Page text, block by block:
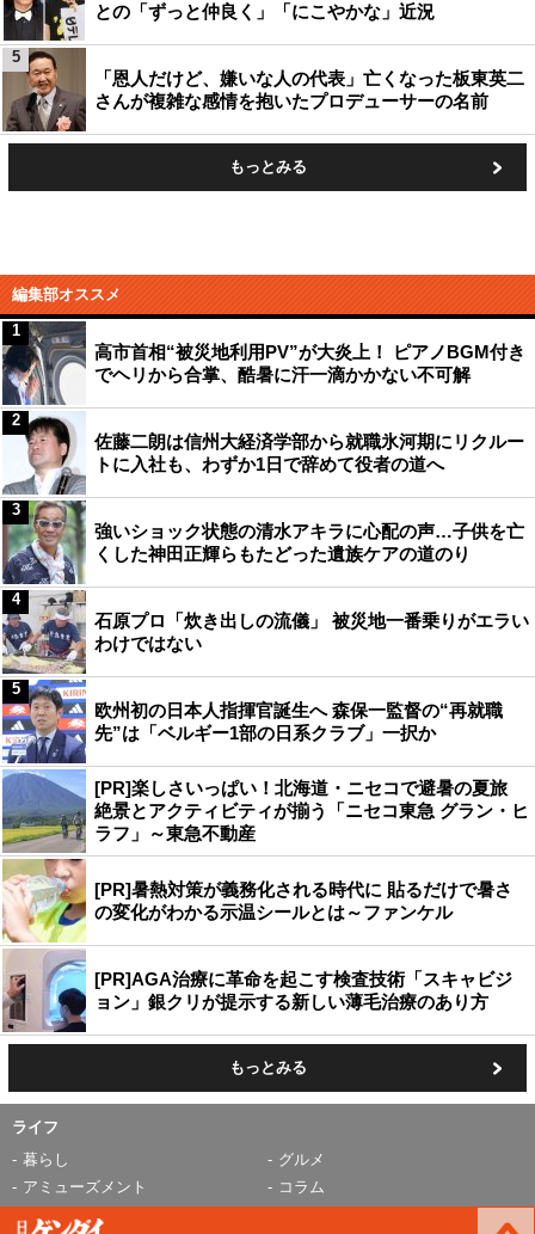
との「ずっと仲良く」「にこやかな」近況
「恩人だけど、嫌いな人の代表」亡くなった板東英二
さんが複雑な感情を抱いたプロデューサーの名前
5
もっとみる
編集部オススメ
高市首相“被災地利用PV”が大炎上！ ピアノBGM付き
でヘリから合掌、酷暑に汗一滴かかない不可解
1
佐藤二朗は信州大経済学部から就職氷河期にリクルー
トに入社も、わずか1日で辞めて役者の道へ
2
強いショック状態の清水アキラに心配の声…子供を亡
くした神田正輝らもたどった遺族ケアの道のり
3
石原プロ「炊き出しの流儀」 被災地一番乗りがエラい
わけではない
4
欧州初の日本人指揮官誕生へ 森保一監督の“再就職
先”は「ベルギー1部の日系クラブ」一択か
5
[PR]楽しさいっぱい！北海道・ニセコで避暑の夏旅
絶景とアクティビティが揃う「ニセコ東急 グラン・ヒ
ラフ」～東急不動産
[PR]暑熱対策が義務化される時代に 貼るだけで暑さ
の変化がわかる示温シールとは～ファンケル
[PR]AGA治療に革命を起こす検査技術「スキャビジ
ョン」銀クリが提示する新しい薄毛治療のあり方
もっとみる
ライフ
暮らし
グルメ
アミューズメント
コラム